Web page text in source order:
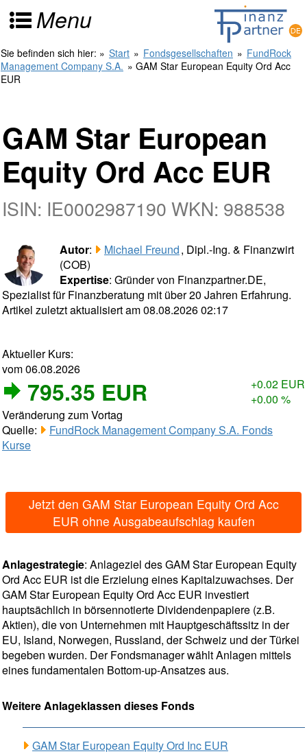
Menu
Sie befinden sich hier: » Start » Fondsgesellschaften » FundRock
Management Company S.A. » GAM Star European Equity Ord Acc
EUR
GAM Star European
Equity Ord Acc EUR
ISIN: IE0002987190 WKN: 988538
Autor: Michael Freund, Dipl.-Ing. & Finanzwirt
(COB)
Expertise: Gründer von Finanzpartner.DE,
Spezialist für Finanzberatung mit über 20 Jahren Erfahrung.
Artikel zuletzt aktualisiert am 08.08.2026 02:17
Aktueller Kurs:
vom 06.08.2026
795.35 EUR
+0.02 EUR
+0.00 %
Veränderung zum Vortag
Quelle:
FundRock Management Company S.A. Fonds
Kurse
Jetzt den GAM Star European Equity Ord Acc
EUR ohne Ausgabeaufschlag kaufen
Anlagestrategie: Anlageziel des GAM Star European Equity
Ord Acc EUR ist die Erzielung eines Kapitalzuwachses. Der
GAM Star European Equity Ord Acc EUR investiert
hauptsächlich in börsennotierte Dividendenpapiere (z.B.
Aktien), die von Unternehmen mit Hauptgeschäftssitz in der
EU, Island, Norwegen, Russland, der Schweiz und der Türkei
begeben wurden. Der Fondsmanager wählt Anlagen mittels
eines fundamentalen Bottom-up-Ansatzes aus.
Weitere Anlageklassen dieses Fonds
GAM Star European Equity Ord Inc EUR